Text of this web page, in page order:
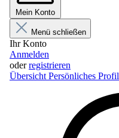
Mein Konto
Menü schließen
Ihr Konto
Anmelden
oderregistrieren
Übersicht Persönliches Profil